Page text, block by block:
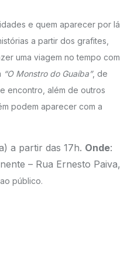
e quem aparecer por lá
a partir dos grafites,
uma viagem no tempo com
“O Monstro do Guaíba”, de
encontro, além de outros
podem aparecer com a
a partir das 17h. Onde:
– Rua Ernesto Paiva,
público.